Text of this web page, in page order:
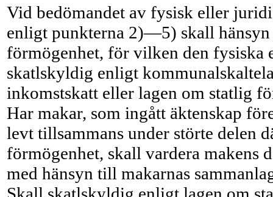
Vid bedömandet av fysisk eller
enligt punkterna 2)—5) skall
förmögenhet, för vilken den fysiska
skatl­skyldig enligt
inkomst­skatt eller lagen om statlig
Har makar, som ingått äktenskap
levt tillsammans under störte delen
förmögenhet, skall vardera makens
med hänsyn till makarnas